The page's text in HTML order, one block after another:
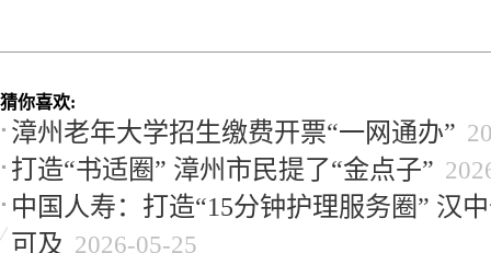
猜你喜欢:
漳州老年大学招生缴费开票“一网通办”
打造“书适圈” 漳州市民提了“金点子”
中国人寿：打造“15分钟护理服务圈” 汉
可及 2026-05-25